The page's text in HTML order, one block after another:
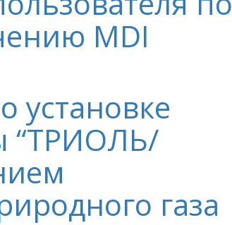
MDI
установке
“ТРИОЛЬ/
газа